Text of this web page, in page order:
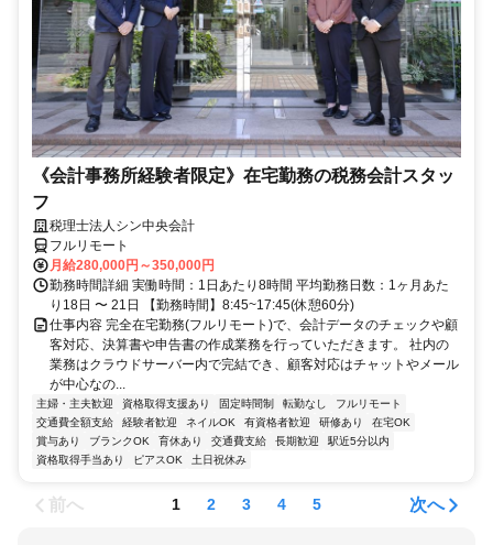
《会計事務所経験者限定》在宅勤務の税務会計スタッ
フ
税理士法人シン中央会計
フルリモート
月給280,000円～350,000円
勤務時間詳細 実働時間：1日あたり8時間 平均勤務日数：1ヶ月あた
り18日 〜 21日 【勤務時間】8:45~17:45(休憩60分)
仕事内容 完全在宅勤務(フルリモート)で、会計データのチェックや顧
客対応、決算書や申告書の作成業務を行っていただきます。 社内の
業務はクラウドサーバー内で完結でき、顧客対応はチャットやメール
が中心なの...
主婦・主夫歓迎 資格取得支援あり 固定時間制 転勤なし
フルリモート
交通費全額支給
経験者歓迎 ネイルOK 有資格者歓迎 研修あり
在宅OK
賞与あり
ブランクOK 育休あり 交通費支給 長期歓迎
駅近5分以内
資格取得手当あり
ピアスOK 土日祝休み
前へ 1 2 3 4 5 次へ